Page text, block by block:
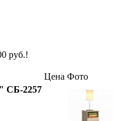
руб.!
Цена Фото
СБ-2257